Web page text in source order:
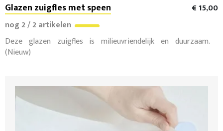
Glazen zuigfles met speen
€ 15,00
nog 2 / 2 artikelen
Deze glazen zuigfles is milieuvriendelijk en duurzaam.
(Nieuw)